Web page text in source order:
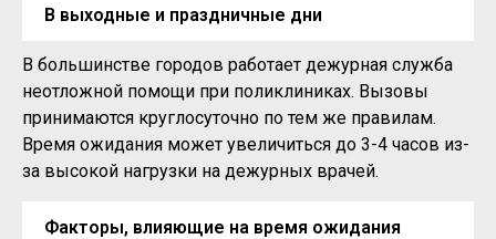
В выходные и праздничные дни
В большинстве городов работает дежурная служба
неотложной помощи при поликлиниках. Вызовы
принимаются круглосуточно по тем же правилам.
Время ожидания может увеличиться до 3-4 часов из-
за высокой нагрузки на дежурных врачей.
Факторы, влияющие на время ожидания